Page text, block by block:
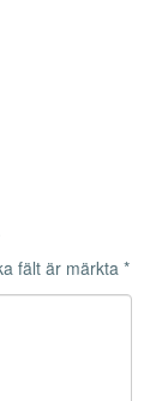
fält är märkta *